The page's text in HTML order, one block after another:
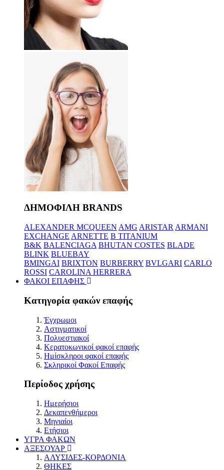
ΔΗΜΟΦΙΛΗ BRANDS
ALEXANDER MCQUEEN AMG ARISTAR ARMANI
EXCHANGE ARNETTE B TITANIUM
B&K BALENCIAGA BHUTAN COSTES BLADE
BLINK BLUEBAY
BMINGAI BRIXTON BURBERRY BVLGARI CARLO
ROSSI CAROLINA HERRERA
ΦΑΚΟΙ ΕΠΑΦΗΣ
Κατηγορία φακών επαφής
Έγχρωμοι
Αστιγματικοί
Πολυεστιακοί
Κερατοκωνικοί φακοί επαφής
Ημίσκληροι φακοί επαφής
Σκληρικοί Φακοί Επαφής
Περίοδος χρήσης
Ημερήσιοι
Δεκαπενθήμεροι
Μηνιαίοι
Ετήσιοι
ΥΓΡΑ ΦΑΚΩΝ
ΑΞΕΣΟΥΑΡ
ΑΛΥΣΙΔΕΣ-ΚΟΡΔΟΝΙΑ
ΘΗΚΕΣ